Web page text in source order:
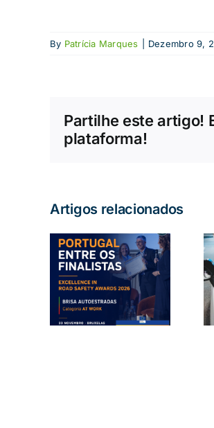
By Patrícia Marques Dezembro 9,
Partilhe este artigo!
plataforma!
Artigos relacionados
Condução
autónoma
em Portugal:
o que
precisa